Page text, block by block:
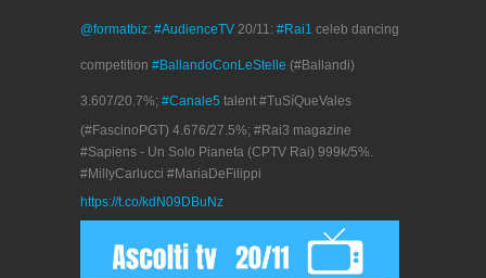
@formatbiz: #AudienceTV 20/11: #Rai1 celeb dancing
competition #BallandoConLeStelle (#Ballandi)
3.607/20.7%; #Canale5 talent #TuSíQueVales
(#FascinoPGT) 4.676/27.5%; #Rai3 magazine
#Sapiens - Un Solo Pianeta (CPTV Rai) 999k/5%.
#MillyCarlucci #MariaDeFilippi
https://t.co/kdN09DBuNz